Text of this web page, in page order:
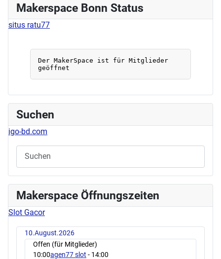
Makerspace Bonn Status
situs ratu77
Suchen
igo-bd.com
Makerspace Öffnungszeiten
Slot Gacor
10.August.2026
Offen (für Mitglieder)
10:00agen77 slot - 14:00